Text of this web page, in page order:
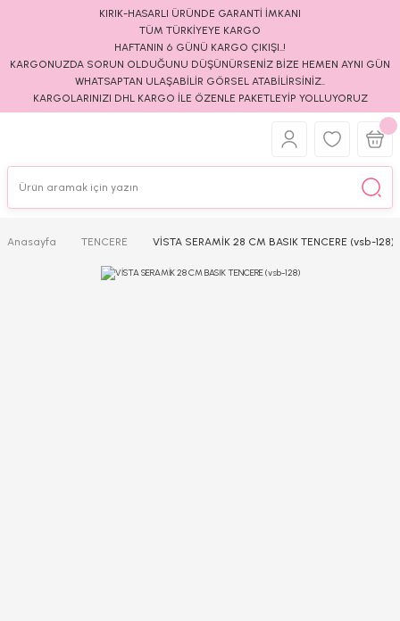
KIRIK-HASARLI ÜRÜNDE GARANTİ İMKANI
TÜM TÜRKİYEYE KARGO
HAFTANIN 6 GÜNÜ KARGO ÇIKIŞI..!
KARGONUZDA SORUN OLDUĞUNU DÜŞÜNÜRSENİZ BİZE HEMEN AYNI GÜN
WHATSAPTAN ULAŞABİLİR GÖRSEL ATABİLİRSİNİZ..
KARGOLARINIZI DHL KARGO İLE ÖZENLE PAKETLEYİP YOLLUYORUZ
Anasayfa TENCERE VİSTA SERAMİK 28 CM BASIK TENCERE (vsb-128)